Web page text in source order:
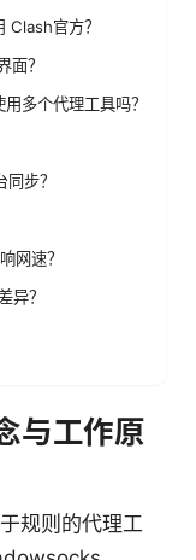
Clash官方？
面？
多个代理工具吗？
步？
网速？
异？
与工作原
规则的代理工